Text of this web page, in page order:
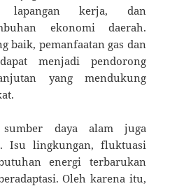
lapangan kerja, dan
ekonomi daerah.
baik, pemanfaatan gas dan
menjadi pendorong
yang mendukung
sumber daya alam juga
Isu lingkungan, fluktuasi
energi terbarukan
Oleh karena itu,